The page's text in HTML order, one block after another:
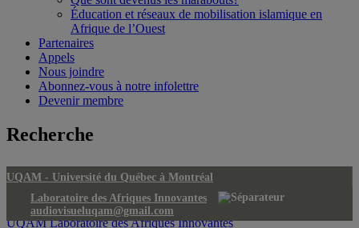
Éducation et réseaux de mobilisation islamique en
Afrique de l’Ouest
Partenaires
Appels
Nous joindre
Abonnez-vous à notre infolettre
Devenir membre
Recherche
UQAM - Université du Québec à Montréal
Laboratoire des Afriques Innovantes
audiovisueluqam@gmail.com
UQAM Laboratoire des Afriques Innovantes